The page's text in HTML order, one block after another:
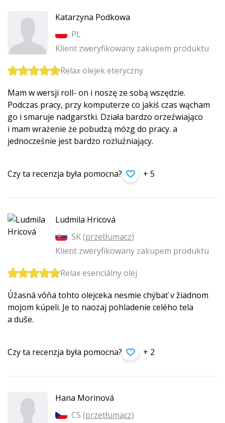
Katarzyna Podkowa
PL
Klient zweryfikowany zakupem produktu
Relax olejek eteryczny
Mam w wersji roll- on i noszę ze sobą wszędzie.
Podczas pracy, przy komputerze co jakiś czas wącham
go i smaruje nadgarstki. Działa bardzo orzeźwiająco
i mam wrażenie że pobudzą mózg do pracy. a
jednocześnie jest bardzo rozluźniający.
Czy ta recenzja była pomocna? + 5
Ludmila Hricová
SK (przetłumacz)
Klient zweryfikowany zakupem produktu
Relax esenciálny olej
Úžasná vôňa tohto olejceka nesmie chýbať v žiadnom
mojom kúpeli. Je to naozaj pohladenie celého tela
a duše.
Czy ta recenzja była pomocna? + 2
Hana Morinová
CS (przetłumacz)